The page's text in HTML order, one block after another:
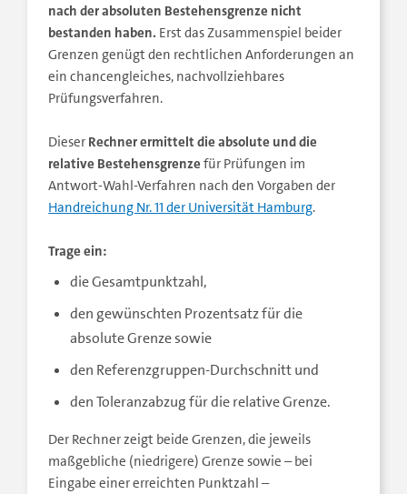
nach der absoluten Bestehensgrenze nicht
bestanden haben. Erst das Zusammenspiel beider
Grenzen genügt den rechtlichen Anforderungen an
ein chancengleiches, nachvollziehbares
Prüfungsverfahren.
Dieser Rechner ermittelt die absolute und die
relative Bestehensgrenze für Prüfungen im
Antwort-Wahl-Verfahren nach den Vorgaben der
Handreichung Nr. 11 der Universität Hamburg.
Trage ein:
die Gesamtpunktzahl,
den gewünschten Prozentsatz für die
absolute Grenze sowie
den Referenzgruppen-Durchschnitt und
den Toleranzabzug für die relative Grenze.
Der Rechner zeigt beide Grenzen, die jeweils
maßgebliche (niedrigere) Grenze sowie – bei
Eingabe einer erreichten Punktzahl –